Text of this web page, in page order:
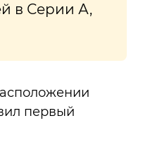
в Серии А,
первый